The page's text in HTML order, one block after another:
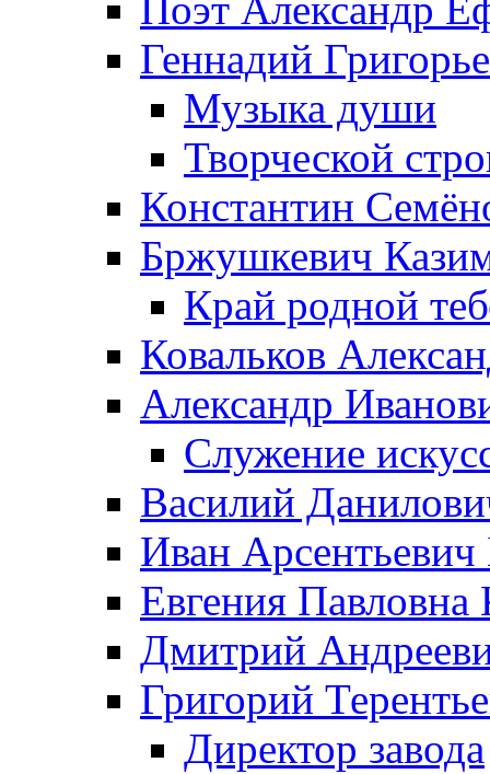
Геннадий
Музыка души
Творческой
Константин
Бржушкевич
Край родной
Ковальков
Александр
Служение
Василий
Иван
Евгения Павловна
Дмитрий
Григорий
Директор завода